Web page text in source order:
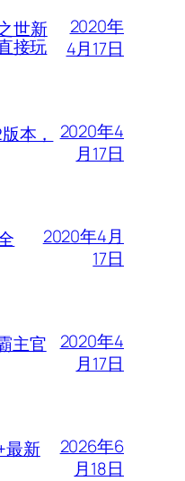
世新
接玩
2020年
4月17日
本，
2020年4
月17日
2020年4月
17日
主官
2020年4
月17日
最新
2026年6
月18日